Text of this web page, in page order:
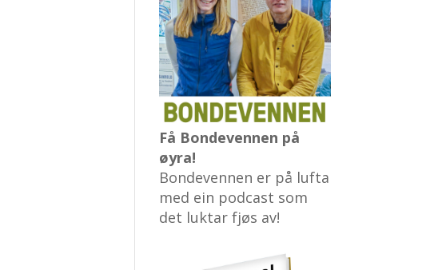
Få Bondevennen på
øyra!
Bondevennen er på lufta
med ein podcast som
det luktar fjøs av!